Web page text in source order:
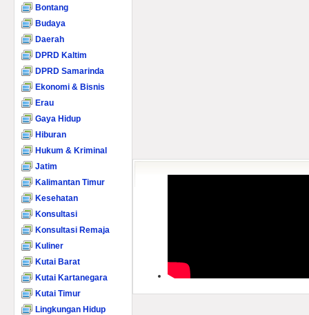
Bontang
Budaya
Daerah
DPRD Kaltim
DPRD Samarinda
Ekonomi & Bisnis
Erau
Gaya Hidup
Hiburan
Hukum & Kriminal
Jatim
Kalimantan Timur
Kesehatan
Konsultasi
Konsultasi Remaja
Kuliner
Kutai Barat
Kutai Kartanegara
Kutai Timur
Lingkungan Hidup